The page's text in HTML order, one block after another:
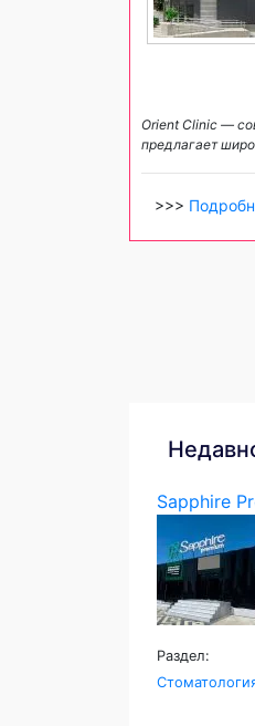
Orient Clinic —
предлагает
>>>
Sapphire
Раздел: